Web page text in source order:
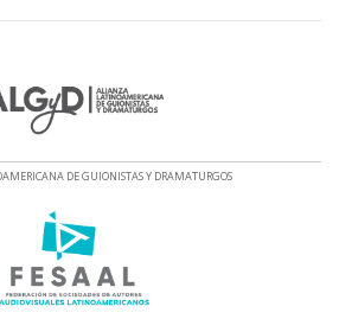
DE GUIONISTAS Y DRAMATURGOS